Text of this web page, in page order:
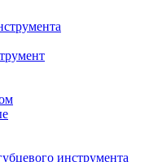
инструмента